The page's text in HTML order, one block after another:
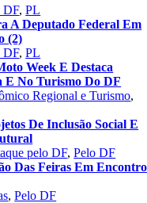
DF,PL
A Deputado Federal Em
(2)
DF,PL
Week E Destaca
E No Turismo Do DF
Regional e Turismo,
De Inclusão Social E
pelo DF,Pelo DF
Das Feiras Em Encontro
,Pelo DF